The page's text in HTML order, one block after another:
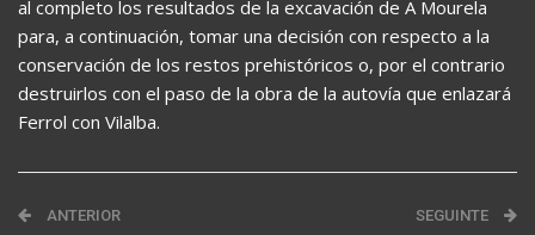
al completo los resultados de la excavación de A Mourela
para, a continuación, tomar una decisión con respecto a la
conservación de los restos prehistóricos o, por el contrario
destruirlos con el paso de la obra de la autovía que enlazará
Ferrol con Vilalba.
ANTERIOR SEGUINTE